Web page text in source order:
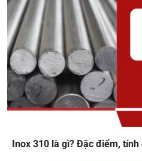
Inox 310 là gì? Đặc điểm,